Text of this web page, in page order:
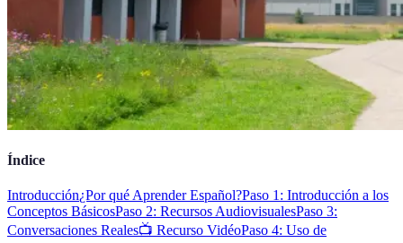
Índice
Introducción¿Por qué Aprender Español?Paso 1: Introducción a los
Conceptos BásicosPaso 2: Recursos AudiovisualesPaso 3:
Conversaciones Reales📺 Recurso VidéoPaso 4: Uso de